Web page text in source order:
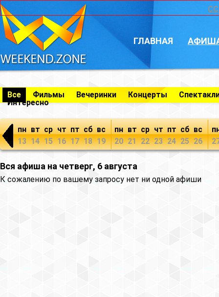
ГЛАВНАЯ
Все Фильмы Вечеринки Концерты
Интересно
пн
13
вт
14
ср
15
чт
16
пт
17
сб
18
вс
19
пн
20
вт
21
ср
22
чт
23
пт
24
сб
25
вс
26
Вся афиша на четверг, 6 августа
К сожалению по вашему запросу нет ни одной афиши